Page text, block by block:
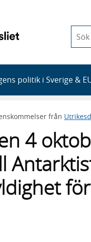
du
en
med
politik i Sverige &
från
4